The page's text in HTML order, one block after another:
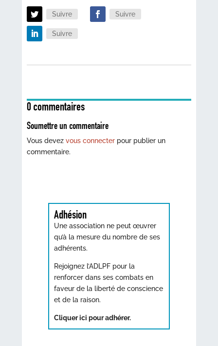
Suivre Suivre
Suivre
0 commentaires
Soumettre un commentaire
Vous devez vous connecterpour publier un
commentaire.
Adhésion
Une association ne peut œuvrer
qu’à la mesure du nombre de ses
adhérents.
Rejoignez l’ADLPF pour la
renforcer dans ses combats en
faveur de la liberté de conscience
et de la raison.
Cliquer ici pour adhérer.